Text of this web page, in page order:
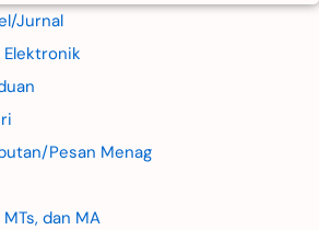
Jurnal
Elektronik
Pesan Menag
dan MA